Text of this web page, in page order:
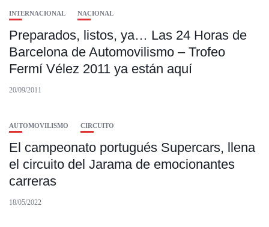
INTERNACIONAL NACIONAL
Preparados, listos, ya… Las 24 Horas de
Barcelona de Automovilismo – Trofeo
Fermí Vélez 2011 ya están aquí
20/09/2011
AUTOMOVILISMO CIRCUITO
El campeonato portugués Supercars, llena
el circuito del Jarama de emocionantes
carreras
18/05/2022